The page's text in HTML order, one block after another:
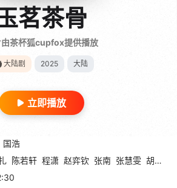
茗茶骨
茶杯狐cupfox提供播放
大陆剧 2025 大陆
立即播放
国浩
陈若轩 程潇 赵弈钦 张南 张慧雯 胡静